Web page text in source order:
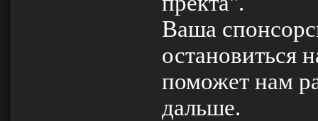
Ваша
остановиться
поможет нам
дальше.